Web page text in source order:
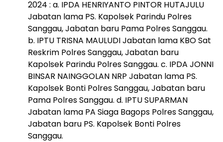
2024 : a. IPDA HENRIYANTO PINTOR HUTAJULU
Jabatan lama PS. Kapolsek Parindu Polres
Sanggau, Jabatan baru Pama Polres Sanggau.
b. IPTU TRISNA MAULUDI Jabatan lama KBO Sat
Reskrim Polres Sanggau, Jabatan baru
Kapolsek Parindu Polres Sanggau. c. IPDA JONNI
BINSAR NAINGGOLAN NRP Jabatan lama PS.
Kapolsek Bonti Polres Sanggau, Jabatan baru
Pama Polres Sanggau. d. IPTU SUPARMAN
Jabatan lama PA Siaga Bagops Polres Sanggau,
Jabatan baru PS. Kapolsek Bonti Polres
Sanggau.